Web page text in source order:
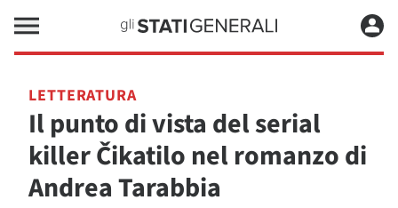
LETTERATURA
Il punto di vista del serial
killer Čikatilo nel romanzo di
Andrea Tarabbia